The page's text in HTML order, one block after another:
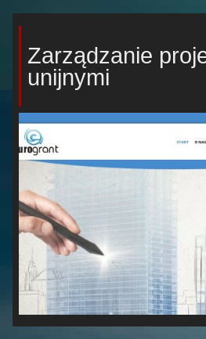
Zarządzanie
unijnymi